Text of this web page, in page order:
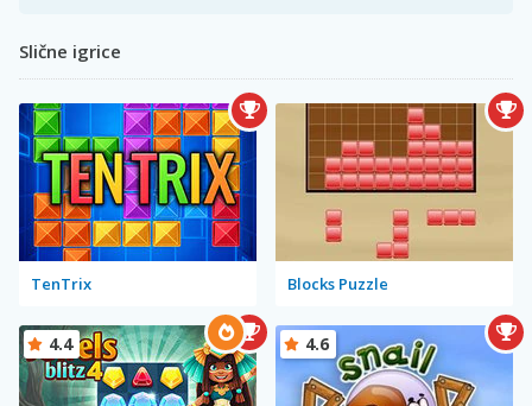
Slične igrice
TenTrix Blocks Puzzle
4.4 4.6